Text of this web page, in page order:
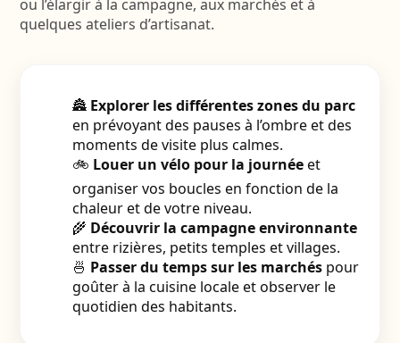
ou l’élargir à la campagne, aux marchés et à
quelques ateliers d’artisanat.
🏯 Explorer les différentes zones du parc
en prévoyant des pauses à l’ombre et des
moments de visite plus calmes.
🚲 Louer un vélo pour la journéeet
organiser vos boucles en fonction de la
chaleur et de votre niveau.
🌾 Découvrir la campagne environnante
entre rizières, petits temples et villages.
🍜 Passer du temps sur les marchéspour
goûter à la cuisine locale et observer le
quotidien des habitants.